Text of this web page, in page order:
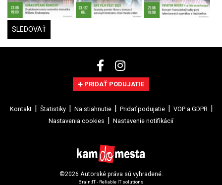
SLEDOVAŤ
PRIDAŤ PODUJATIE
Kontakt Štatistiky Na stiahnutie Pridať podujatie
VOP a GDPR
Nastavenia cookies
Nastavenie notifikácií
©2026 Autorské práva sú vyhradené.
Brain:IT - Reliable IT solutions